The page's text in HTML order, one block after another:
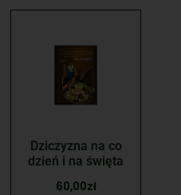
Dziczyzna na co
dzień i na święta
60,00zł